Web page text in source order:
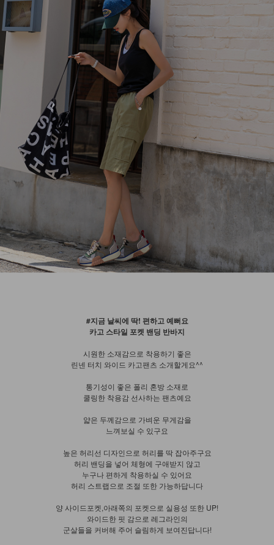
#지금 날씨에 딱! 편하고 예뻐요
카고 스타일 포켓 밴딩 반바지
시원한 소재감으로 착용하기 좋은
린넨 터치 와이드 카고팬츠 소개할게요^^
통기성이 좋은 폴리 혼방 소재로
쿨링한 착용감 선사하는 팬츠예요
얇은 두께감으로 가벼운 무게감을
느껴보실 수 있구요
높은 허리선 디자인으로 허리를 딱 잡아주구요
허리 밴딩을 넣어 체형에 구애받지 않고
누구나 편하게 착용하실 수 있어요
허리 스트랩으로 조절 또한 가능하답니다
양 사이드포켓,아래쪽의 포켓으로 실용성 또한 UP!
와이드한 핏 감으로 레그라인의
군살들을 커버해 주어 슬림하게 보여진답니다!